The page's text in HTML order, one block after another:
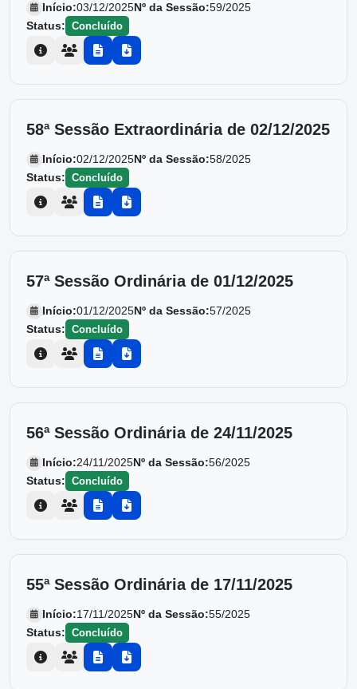
Início:03/12/2025Nº da Sessão:59/2025
Status: Concluído
58ª Sessão Extraordinária de 02/12/2025
Início:02/12/2025Nº da Sessão:58/2025
Status: Concluído
57ª Sessão Ordinária de 01/12/2025
Início:01/12/2025Nº da Sessão:57/2025
Status: Concluído
56ª Sessão Ordinária de 24/11/2025
Início:24/11/2025Nº da Sessão:56/2025
Status: Concluído
55ª Sessão Ordinária de 17/11/2025
Início:17/11/2025Nº da Sessão:55/2025
Status: Concluído